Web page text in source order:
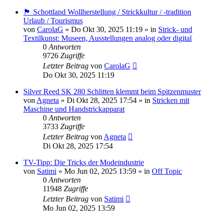
🏴󠁧󠁢󠁳󠁣󠁴󠁿 Schottland Wollherstellung / Strickkultur / -tradition
Urlaub / Tourismus
von CarolaG » Do Okt 30, 2025 11:19 » in Strick- und
Textilkunst: Museen, Ausstellungen analog oder digital
0 Antworten
9726 Zugriffe
Letzter Beitrag von CarolaG
Do Okt 30, 2025 11:19
Silver Reed SK 280 Schlitten klemmt beim Spitzenmuster
von Agneta » Di Okt 28, 2025 17:54 » in Stricken mit
Maschine und Handstrickapparat
0 Antworten
3733 Zugriffe
Letzter Beitrag von Agneta
Di Okt 28, 2025 17:54
TV-Tipp: Die Tricks der Modeindustrie
von Satimi » Mo Jun 02, 2025 13:59 » in Off Topic
0 Antworten
11948 Zugriffe
Letzter Beitrag von Satimi
Mo Jun 02, 2025 13:59